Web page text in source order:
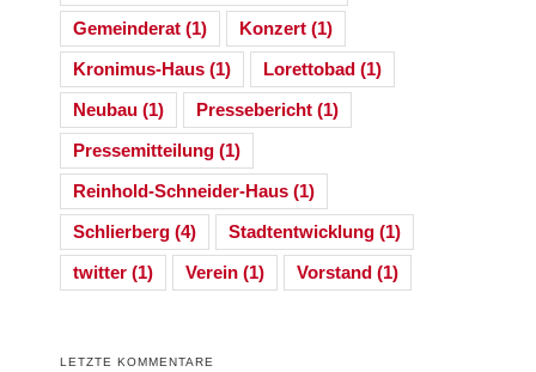
Gemeinderat (1) Konzert (1)
Kronimus-Haus (1) Lorettobad (1)
Neubau (1) Pressebericht (1)
Pressemitteilung (1)
Reinhold-Schneider-Haus (1)
Schlierberg (4) Stadtentwicklung (1)
twitter (1) Verein (1) Vorstand (1)
LETZTE KOMMENTARE